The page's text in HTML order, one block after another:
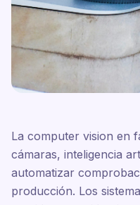
La computer vision en
cámaras, inteligencia
automatizar
producción. Los